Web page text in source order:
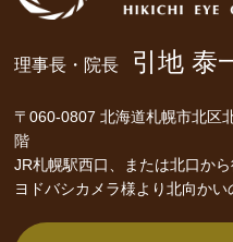
理事長・院長 引地 泰
〒060-0807 北海道札幌市北区
階
JR札幌駅西口、または北口か
ヨドバシカメラ様より北向かい